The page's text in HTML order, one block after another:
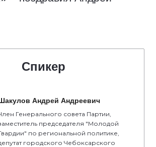
Спикер
Андрей Андреевич
Генерального совета Партии,
председателя "Молодой
по региональной политике,
городского Чебоксарского